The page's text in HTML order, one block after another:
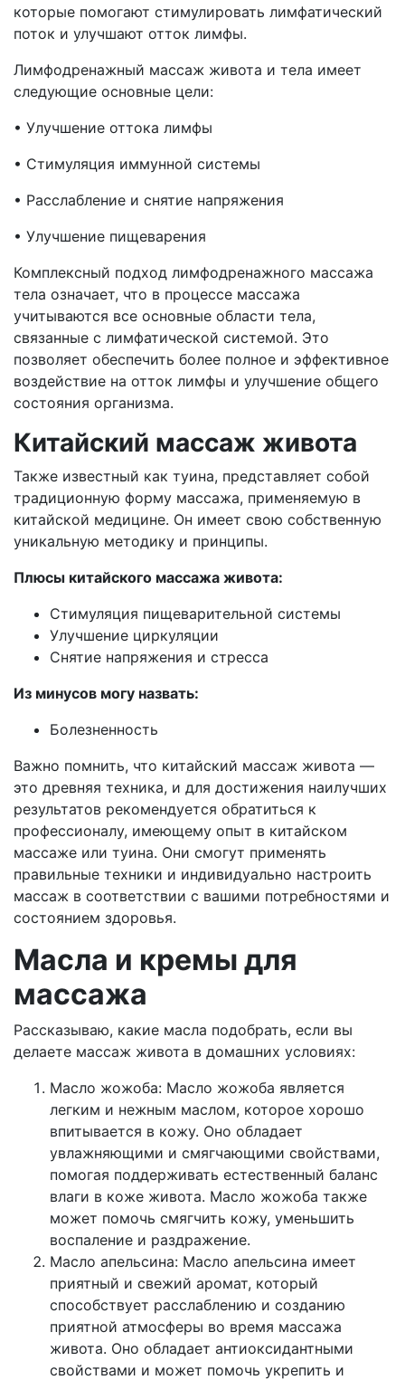
которые помогают стимулировать лимфатический
поток и улучшают отток лимфы.
Лимфодренажный массаж живота и тела имеет
следующие основные цели:
• Улучшение оттока лимфы
• Стимуляция иммунной системы
• Расслабление и снятие напряжения
• Улучшение пищеварения
Комплексный подход лимфодренажного массажа
тела означает, что в процессе массажа
учитываются все основные области тела,
связанные с лимфатической системой. Это
позволяет обеспечить более полное и эффективное
воздействие на отток лимфы и улучшение общего
состояния организма.
Китайский массаж живота
Также известный как туина, представляет собой
традиционную форму массажа, применяемую в
китайской медицине. Он имеет свою собственную
уникальную методику и принципы.
Плюсы китайского массажа живота:
Стимуляция пищеварительной системы
Улучшение циркуляции
Снятие напряжения и стресса
Из минусов могу назвать:
Болезненность
Важно помнить, что китайский массаж живота —
это древняя техника, и для достижения наилучших
результатов рекомендуется обратиться к
профессионалу, имеющему опыт в китайском
массаже или туина. Они смогут применять
правильные техники и индивидуально настроить
массаж в соответствии с вашими потребностями и
состоянием здоровья.
Масла и кремы для
массажа
Рассказываю, какие масла подобрать, если вы
делаете массаж живота в домашних условиях:
Масло жожоба: Масло жожоба является
легким и нежным маслом, которое хорошо
впитывается в кожу. Оно обладает
увлажняющими и смягчающими свойствами,
помогая поддерживать естественный баланс
влаги в коже живота. Масло жожоба также
может помочь смягчить кожу, уменьшить
воспаление и раздражение.
Масло апельсина: Масло апельсина имеет
приятный и свежий аромат, который
способствует расслаблению и созданию
приятной атмосферы во время массажа
живота. Оно обладает антиоксидантными
свойствами и может помочь укрепить и